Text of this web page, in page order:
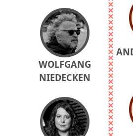
WOLFGANG
NIEDECKEN